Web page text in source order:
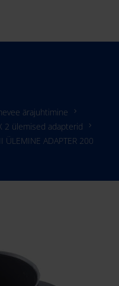
ärajuhtimine
2 ülemised adapterid
ÜLEMINE ADAPTER 200